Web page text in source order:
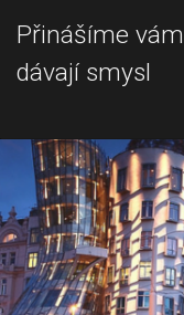
Přinášíme
dávají smysl